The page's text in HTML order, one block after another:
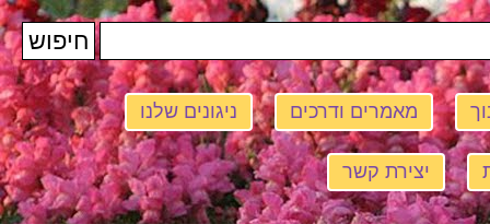
מאמרים ודרכים ניגונים שלנו
יצירת קשר